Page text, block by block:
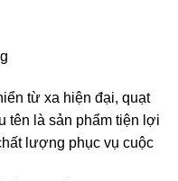
từ xa hiện đại, quạt
tên là sản phẩm tiện lợi
lượng phục vụ cuộc